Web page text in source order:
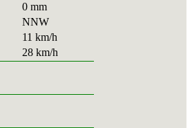
0 mm
NNW
11 km/h
28 km/h